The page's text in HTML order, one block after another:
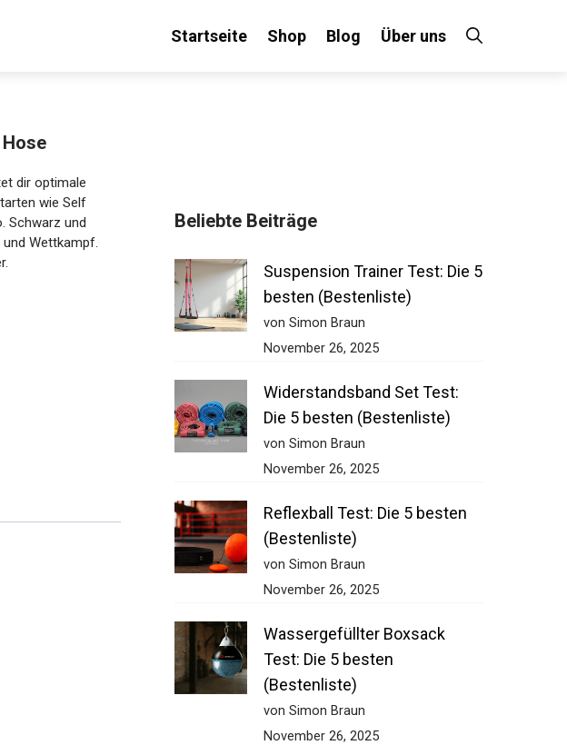
Startseite Shop Blog Über uns
dir optimale
wie Self
Schwarz und
Wettkampf.
Beliebte Beiträge
Suspension Trainer Test: Die 5
besten (Bestenliste)
von Simon Braun
November 26, 2025
Widerstandsband Set Test:
Die 5 besten (Bestenliste)
von Simon Braun
November 26, 2025
Reflexball Test: Die 5 besten
(Bestenliste)
von Simon Braun
November 26, 2025
Wassergefüllter Boxsack
Test: Die 5 besten
(Bestenliste)
von Simon Braun
November 26, 2025